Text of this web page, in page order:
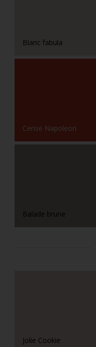
Blanc fabula
Cerise Napoleon
Balade brune
Jolie Cookie